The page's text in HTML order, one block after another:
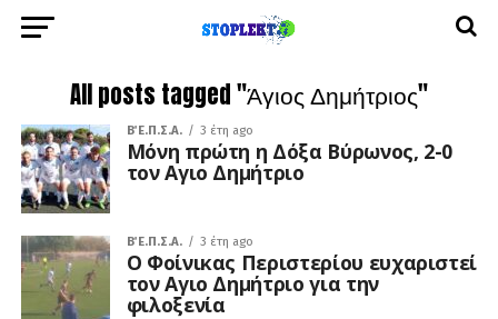
All posts tagged "Άγιος Δημήτριος"
Β΄ Ε.Π.Σ.Α. 3 έτη ago
Μόνη πρώτη η Δόξα Βύρωνος, 2-0
τον Αγιο Δημήτριο
Β΄ Ε.Π.Σ.Α. 3 έτη ago
Ο Φοίνικας Περιστερίου ευχαριστεί
τον Αγιο Δημήτριο για την
φιλοξενία